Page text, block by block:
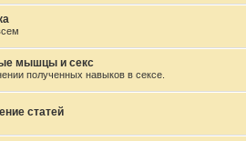
мышцы и секс
полученных навыков в сексе.
статей